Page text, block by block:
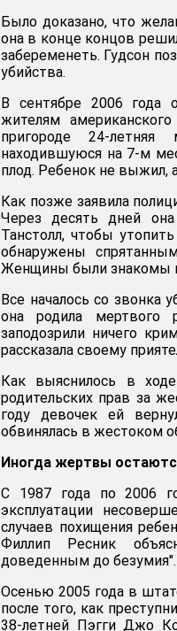
Было доказано, что
она в конце концов
забеременеть. Гудсон
убийства.
В сентябре 2006
жителям
пригороде 24-
находившуюся на 7-м
плод. Ребенок не выжил,
Как позже заявила
Через десять дней
Танстолл, чтобы
обнаружены
Женщины были знакомы
Все началось со звонка
она родила мертвого
заподозрили ничего
рассказала своему
Как выяснилось в
родительских прав за
году девочек ей
обвинялась в жестоком
Иногда жертвы
C 1987 года по 2006
эксплуатации
случаев похищения
Филлип Ресник
доведенным до
Осенью 2005 года в
после того, как
38-летней Пэгги Джо